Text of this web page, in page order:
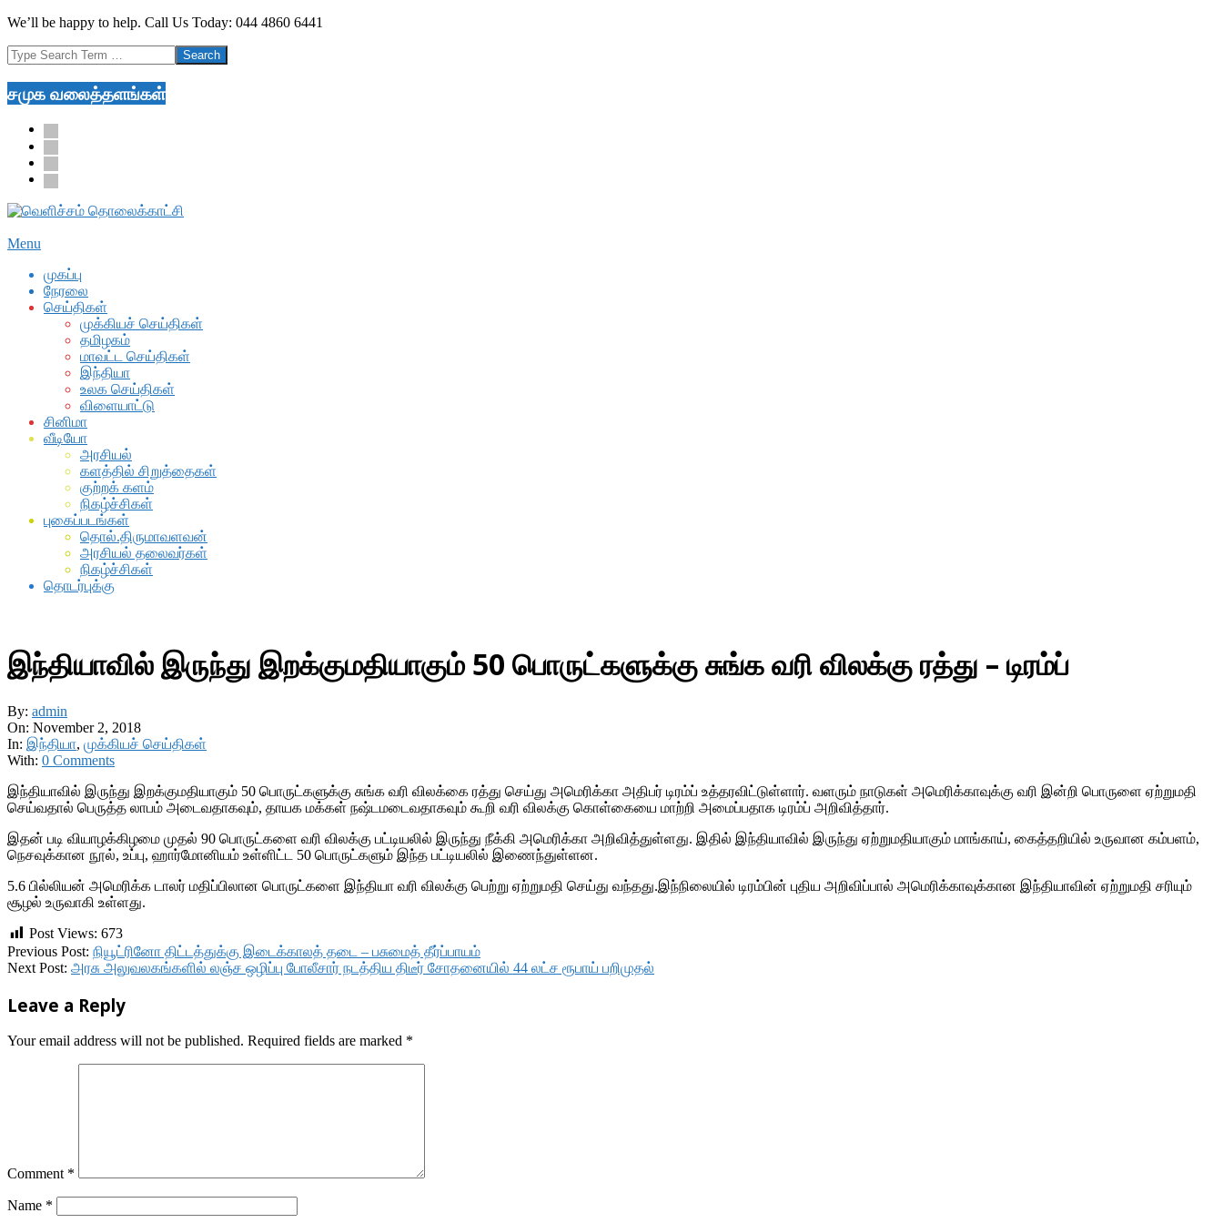
Skip
content
We’ll be happy to help. Call Us Today: 044 4860 6441
Search
சமுக வலைத்தளங்கள்
facebook
twitter
youtube
google
Secondary
Menu
Menu
முகப்பு
நேரலை
செய்திகள்
முக்கியச் செய்திகள்
தமிழகம்
மாவட்ட செய்திகள்
இந்தியா
உலக செய்திகள்
விளையாட்டு
சினிமா
வீடியோ
அரசியல்
களத்தில் சிறுத்தைகள்
குற்றக் களம்
நிகழ்ச்சிகள்
புகைப்படங்கள்
தொல்.திருமாவளவன்
அரசியல் தலைவர்கள்
நிகழ்ச்சிகள்
தொடர்புக்கு
இந்தியாவில் இருந்து இறக்குமதியாகும் 50 பொருட்களுக்கு சுங்க வரி விலக்கு ரத்து – டிரம்ப்
By: admin
On: November 2, 2018
In: இந்தியா, முக்கியச் செய்திகள்
With: 0 Comments
இந்தியாவில் இருந்து இறக்குமதியாகும் 50 பொருட்களுக்கு சுங்க வரி விலக்கை ரத்து செய்து அமெரிக்கா அதிபர் டிரம்ப் உத்தரவிட்டுள்ளார். வளரும் நாடுகள் அமெரிக்காவுக்கு வரி இன்றி பொருளை ஏற்றுமதி
செய்வதால் பெருத்த லாபம் அடைவதாகவும், தாயக மக்கள் நஷ்டமடைவதாகவும் கூறி வரி விலக்கு கொள்கையை மாற்றி அமைப்பதாக டிரம்ப் அறிவித்தார்.
இதன் படி வியாழக்கிழமை முதல் 90 பொருட்களை வரி விலக்கு பட்டியலில் இருந்து நீக்கி அமெரிக்கா அறிவித்துள்ளது. இதில் இந்தியாவில் இருந்து ஏற்றுமதியாகும் மாங்காய், கைத்தறியில் உருவான கம்பளம்,
நெசவுக்கான நூல், உப்பு, ஹார்மோனியம் உள்ளிட்ட 50 பொருட்களும் இந்த பட்டியலில் இணைந்துள்ளன.
5.6 பில்லியன் அமெரிக்க டாலர் மதிப்பிலான பொருட்களை இந்தியா வரி விலக்கு பெற்று ஏற்றுமதி செய்து வந்தது.இந்நிலையில் டிரம்பின் புதிய அறிவிப்பால் அமெரிக்காவுக்கான இந்தியாவின் ஏற்றுமதி சரியும்
சூழல் உருவாகி உள்ளது.
Post Views: 673
2018-
11-
Previous Post: நியூட்ரினோ திட்டத்துக்கு இடைக்காலத் தடை – பசுமைத் தீர்ப்பாயம்
Next Post: அரசு அலுவலகங்களில் லஞ்ச ஒழிப்பு போலீசார் நடத்திய திடீர் சோதனையில் 44 லட்ச ரூபாய் பறிமுதல்
Leave a Reply
Your email address will not be published. Required fields are marked *
Comment *
Name *